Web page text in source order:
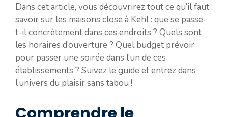
Dans cet article, vous découvrirez tout ce qu’il faut
savoir sur les maisons close à Kehl : que se passe-
t-il concrètement dans ces endroits ? Quels sont
les horaires d’ouverture ? Quel budget prévoir
pour passer une soirée dans l’un de ces
établissements ? Suivez le guide et entrez dans
l’univers du plaisir sans tabou !